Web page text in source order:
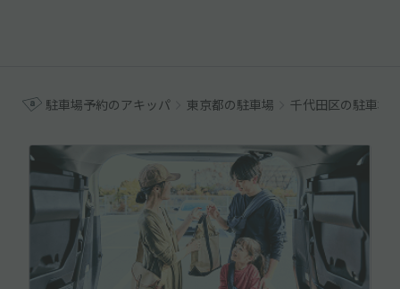
駐車場予約のアキッパ 東京都の駐車場 千代田区の駐車場